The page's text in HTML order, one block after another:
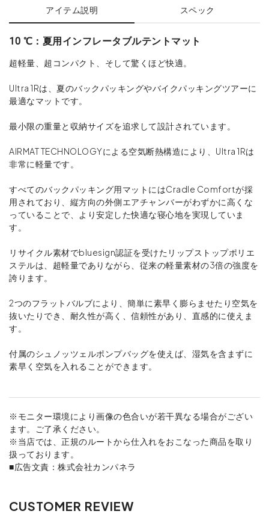
アイテム説明 スペック
10 ℃：夏用インフレータブルテントマット
超軽量、超コンパクト、そして驚くほど快適。
Ultra 1Rは、夏のバックパッキングやバイクパッキングツアーに
最適なマットです。
最小限の重量と収納サイズを追求して設計されています。
AIRMAT TECHNOLOGYによる空気断熱構造により、Ultra 1Rは
非常に軽量です。
すべてのバックパッキング用マットにはCradle Comfortが採
用されており、縦方向の外側エアチャンバーがわずかに高くな
っていることで、より安定した快適な寝心地を実現していま
す。
リサイクル素材でbluesign認証を受けたリップストップポリエ
ステルは、超軽量でありながら、従来の軽量素材の3倍の強度を
誇ります。
2つのフラットバルブにより、簡単に素早く膨らませたり空気を
抜いたりでき、耐久性が高く、信頼性があり、直感的に使えま
す。
付属のシュノッツェルポンプバッグを使えば、湿気を含まずに
素早く空気を入れることができます。
※モニター環境により画像の色合いが若干異なる場合がござい
ます。ご了承ください。
※当店では、正規のルートから仕入れをおこなった商品を取り
扱っております。
■広告文責：株式会社カンパネラ